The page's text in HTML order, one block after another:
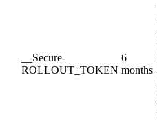
__Secure-
ROLLOUT_TOKEN
6
months